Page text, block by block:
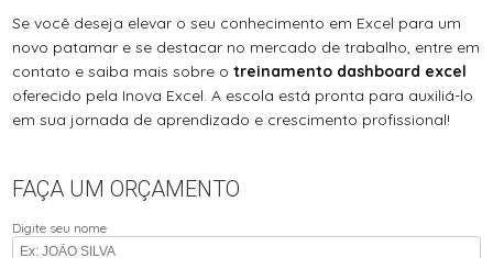
Se você deseja elevar o seu conhecimento em Excel para um
novo patamar e se destacar no mercado de trabalho, entre em
contato e saiba mais sobre otreinamento dashboard excel
oferecido pela Inova Excel. A escola está pronta para auxiliá-lo
em sua jornada de aprendizado e crescimento profissional!
FAÇA UM ORÇAMENTO
Digite seu nome